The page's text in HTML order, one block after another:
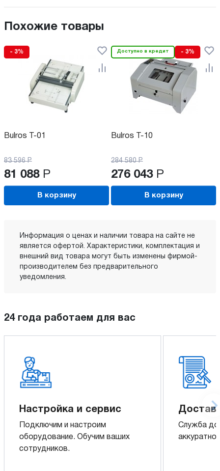
Похожие товары
- 3%
Bulros T-01
83 596 Р
81 088 Р
В корзину
Доступно в кредит - 3%
Bulros T-10
284 580 Р
276 043 Р
В корзину
Информация о ценах и наличии товара на сайте не
является офертой. Характеристики, комплектация и
внешний вид товара могут быть изменены фирмой-
производителем без предварительного
уведомления.
24 года работаем для вас
Настройка и сервис
Подключим и настроим
оборудование. Обучим ваших
сотрудников.
Служба
аккуратно